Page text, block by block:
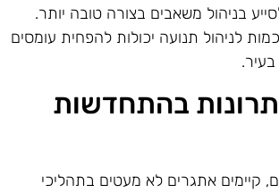
בניהול משאבים בצורה טובה יותר.
לניהול תנועה יכולות להפחית עומסים
בהתחדשות
קיימים אתגרים לא מעטים בתהליכי